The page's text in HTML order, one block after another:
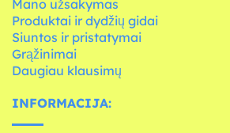
Mano užsakymas
Produktai ir dydžių gidai
Siuntos ir pristatymai
Grąžinimai
Daugiau klausimų
INFORMACIJA: